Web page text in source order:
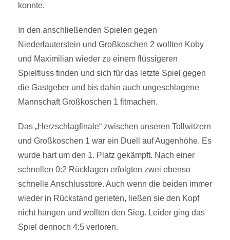
konnte.
In den anschließenden Spielen gegen
Niederlauterstein und Großkoschen 2 wollten Koby
und Maximilian wieder zu einem flüssigeren
Spielfluss finden und sich für das letzte Spiel gegen
die Gastgeber und bis dahin auch ungeschlagene
Mannschaft Großkoschen 1 fitmachen.
Das „Herzschlagfinale“ zwischen unseren Tollwitzern
und Großkoschen 1 war ein Duell auf Augenhöhe. Es
wurde hart um den 1. Platz gekämpft. Nach einer
schnellen 0:2 Rücklagen erfolgten zwei ebenso
schnelle Anschlusstore. Auch wenn die beiden immer
wieder in Rückstand gerieten, ließen sie den Kopf
nicht hängen und wollten den Sieg. Leider ging das
Spiel dennoch 4:5 verloren.